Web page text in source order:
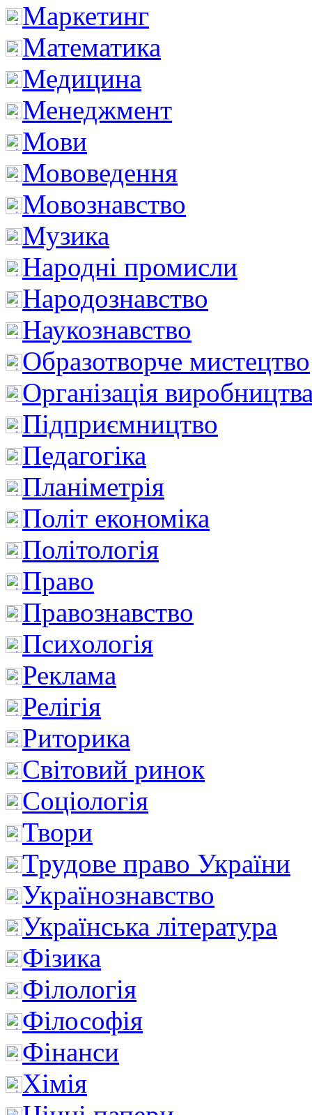
Маркетинг
Математика
Медицина
Менеджмент
Мови
Мововедення
Мовознавство
Музика
Народні промисли
Народознавство
Наукознавство
Образотворче мистецтво
Організація
Підприємництво
Педагогіка
Планіметрія
Політ економіка
Політологія
Право
Правознавство
Психологія
Реклама
Релігія
Риторика
Світовий ринок
Соціологія
Твори
Трудове право України
Українознавство
Українська література
Фізика
Філологія
Філософія
Фінанси
Хімія